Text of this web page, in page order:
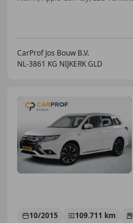
CarProf Jos Bouw B.V.
NL-3861 KG NIJKERK GLD
10/2015 109.711 km